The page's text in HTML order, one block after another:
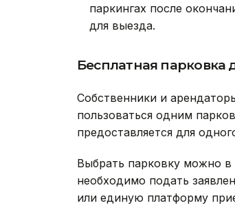
паркингах после
для выезда.
Бесплатная парковка
Собственники и
пользоваться одним
предоставляется для
Выбрать парковку можно
необходимо подать
или единую платформу